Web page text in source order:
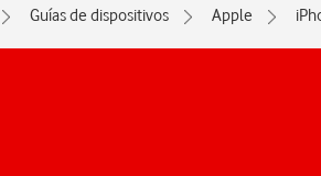
Guías de dispositivos Apple